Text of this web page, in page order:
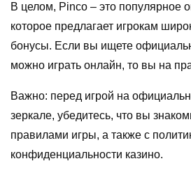
В целом, Pinco – это популярное
которое предлагает игрокам
бонусы. Если вы ищете
можно играть онлайн, то вы на
Важно: перед игрой на
зеркале, убедитесь, что вы
правилами игры, а также с
конфиденциальности казино.